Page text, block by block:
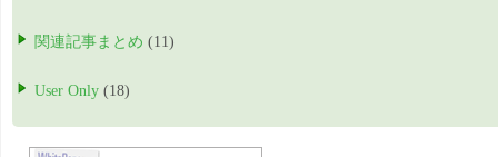
関連記事まとめ (11)
User Only (18)